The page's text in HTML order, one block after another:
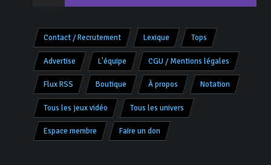
Contact / Recrutement Lexique Tops
Advertise L'équipe CGU / Mentions légales
Flux RSS Boutique À propos Notation
Tous les jeux vidéo Tous les univers
Espace membre Faire un don